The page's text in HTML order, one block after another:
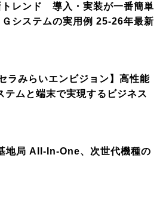
トレンド 導入・実装が一番簡単
システムの実用例 25-26年最新
ラみらいエンビジョン】高性能
テムと端末で実現するビジネス
地局 All-In-One、次世代機種の